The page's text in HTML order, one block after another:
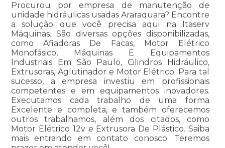
Procurou por empresa de manutenção de
unidade hidráulicas usadas Araraquara? Encontre
a solução que você precisa aqui na Itaserv
Máquinas. São diversas opções disponibilizadas,
como Afiadoras De Facas, Motor Elétrico
Monofásico, Máquinas E Equipamentos
Industriais Em São Paulo, Cilindros Hidráulico,
Extrusoras, Aglutinador e Motor Elétrico. Para tal
sucesso, a empresa investiu em profissionais
competentes e em equipamentos inovadores.
Executamos cada trabalho de uma forma
Excelente e completa, e também oferecemos
outros trabalhamos, além dos citados, como
Motor Elétrico 12v e Extrusora De Plástico. Saiba
mais entrando em contato conosco. Teremos